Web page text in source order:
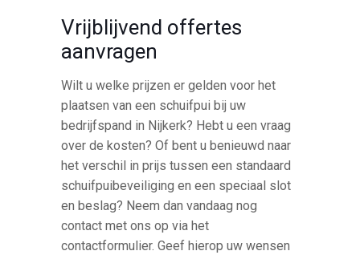
Vrijblijvend offertes
aanvragen
Wilt u welke prijzen er gelden voor het
plaatsen van een schuifpui bij uw
bedrijfspand in Nijkerk? Hebt u een vraag
over de kosten? Of bent u benieuwd naar
het verschil in prijs tussen een standaard
schuifpuibeveiliging en een speciaal slot
en beslag? Neem dan vandaag nog
contact met ons op via het
contactformulier. Geef hierop uw wensen